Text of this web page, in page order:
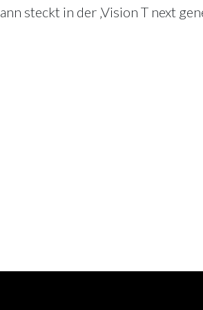
steckt in der ‚Vision T next